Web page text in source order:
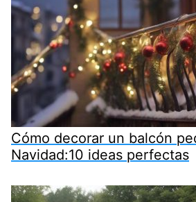
Cómo decorar un balcón
Navidad:10 ideas perfectas